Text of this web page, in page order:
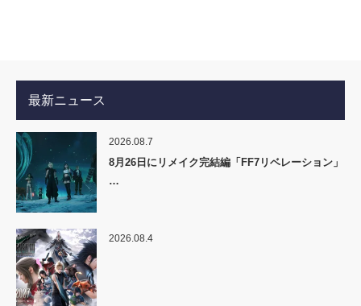
最新ニュース
2026.08.7
8月26日にリメイク完結編「FF7リベレーション」
…
2026.08.4